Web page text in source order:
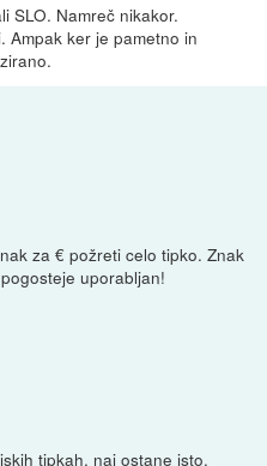
SLO. Namreč nikakor.
Ampak ker je pametno in
za € požreti celo tipko. Znak
uporabljan!
tipkah, naj ostane isto.